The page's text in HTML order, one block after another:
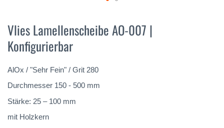
der
Bildergalerie
springen
Vlies Lamellenscheibe AO-007 |
Konfigurierbar
AlOx / "Sehr Fein" / Grit 280
Durchmesser 150 - 500 mm
Stärke: 25 – 100 mm
mit Holzkern